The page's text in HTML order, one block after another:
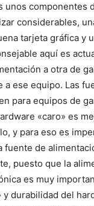
unos componentes
considerables,
tarjeta gráfica y
aquí es
a otra de
a ese equipo. Las
para equipos de
«caro» es
y para eso es
fuente de
puesto que la
es muy
y durabilidad del